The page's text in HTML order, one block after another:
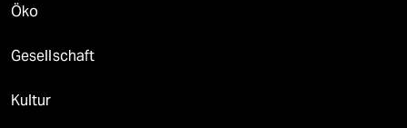
Öko
Gesellschaft
Kultur